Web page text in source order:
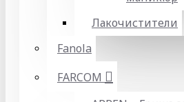
Лакочистители
Fanola
FARCOM